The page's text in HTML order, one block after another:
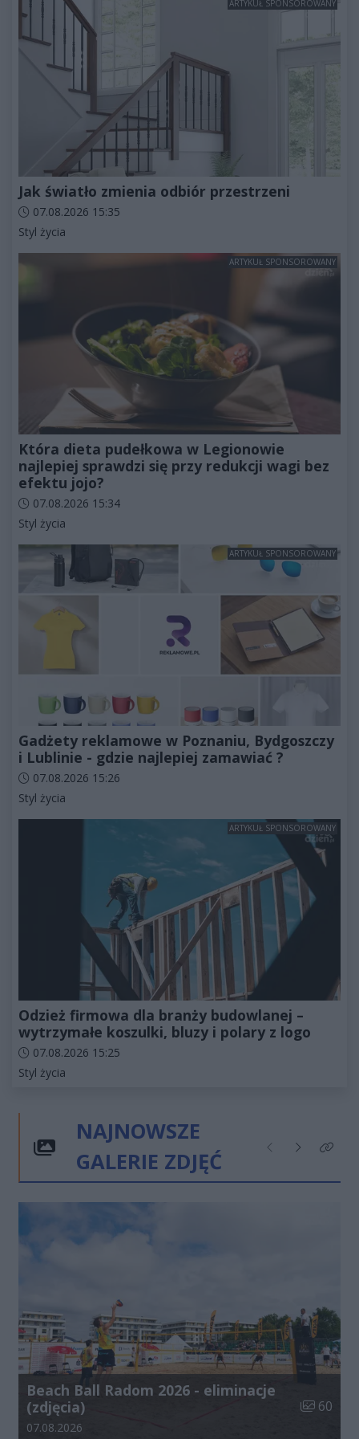
ARTYKUŁ SPONSOROWANY
Jak światło zmienia odbiór przestrzeni
Data dodania artykułu:
07.08.2026 15:35
Kategorie artykułu:
Styl życia
ARTYKUŁ SPONSOROWANY
Która dieta pudełkowa w Legionowie
najlepiej sprawdzi się przy redukcji wagi bez
efektu jojo?
Data dodania artykułu:
07.08.2026 15:34
Kategorie artykułu:
Styl życia
ARTYKUŁ SPONSOROWANY
Gadżety reklamowe w Poznaniu, Bydgoszczy
i Lublinie - gdzie najlepiej zamawiać ?
Data dodania artykułu:
07.08.2026 15:26
Kategorie artykułu:
Styl życia
ARTYKUŁ SPONSOROWANY
Odzież firmowa dla branży budowlanej –
wytrzymałe koszulki, bluzy i polary z logo
Data dodania artykułu:
07.08.2026 15:25
Kategorie artykułu:
Styl życia
NAJNOWSZE
GALERIE ZDJĘĆ
Poprzednie
NastępneKliknij
Beach Ball Radom 2026 - eliminacje
(zdjęcia)
Liczba
60
Data dodania galerii:
07.08.2026